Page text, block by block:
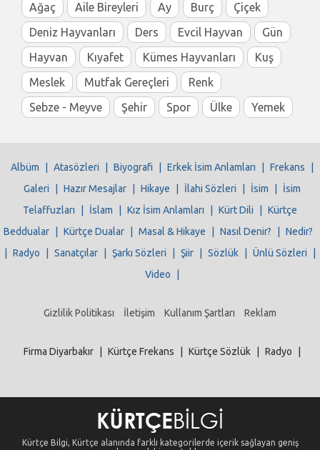
Ağaç Aile Bireyleri Ay Burç
Çiçek
Deniz Hayvanları
Ders Evcil Hayvan
Gün
Hayvan
Kıyafet Kümes Hayvanları
Kuş
Meslek
Mutfak Gereçleri
Renk
Sebze - Meyve
Şehir Spor Ülke Yemek
Albüm Atasözleri Biyografi Erkek İsim Anlamları Frekans
Galeri
Hazır Mesajlar Hikaye İlahi Sözleri İsim
İsim
Telaffuzları
İslam Kız İsim Anlamları Kürt Dili
Kürtçe
Beddualar
Kürtçe Dualar Masal & Hikaye Nasıl Denir?
Nedir?
Radyo Sanatçılar Şarkı Sözleri Şiir Sözlük Ünlü Sözleri
Video
Gizlilik Politikası İletişim Kullanım Şartları Reklam
Firma Diyarbakır Kürtçe Frekans Kürtçe Sözlük Radyo
Kürtçe Bilgi, Kürtçe alanında farklı kategorilerde içerik sağlayan geniş